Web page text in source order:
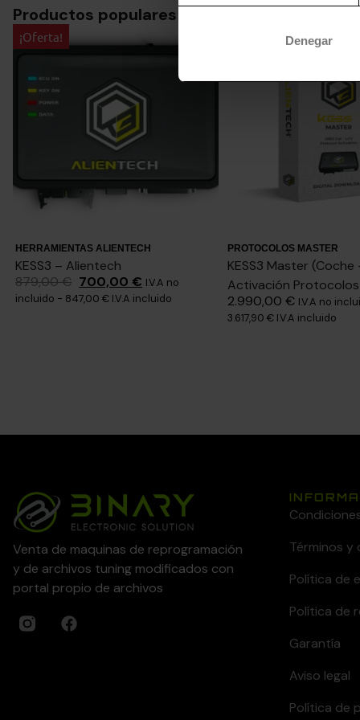
Denegar
Productos populares
¡Oferta!
HERRAMIENTAS ALIENTECH
KESS3 – Alientech
879,00€ 700,00 € I.V.A no
incluido - 847,00€ I.V.A incluido
PROTOCOLOS MASTER
KESS3 Master (Coche
Activación Protocolos
2.990,00€ I.V.A no
3.617,90€ I.V.A incluido
Venta de maquinas de reprogramación
y de archivos tuning modificados con
portal propio de archivos
Términos y
Política de
Política de
Garantía
Aviso legal
Política de